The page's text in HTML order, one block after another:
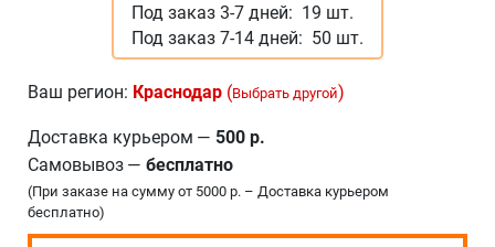
Под заказ 3-7 дней: 19 шт.
Под заказ 7-14 дней: 50 шт.
Ваш регион: Краснодар (Выбрать другой)
Доставка курьером — 500 р.
Самовывоз — бесплатно
(При заказе на сумму от 5000 р. – Доставка курьером
бесплатно)